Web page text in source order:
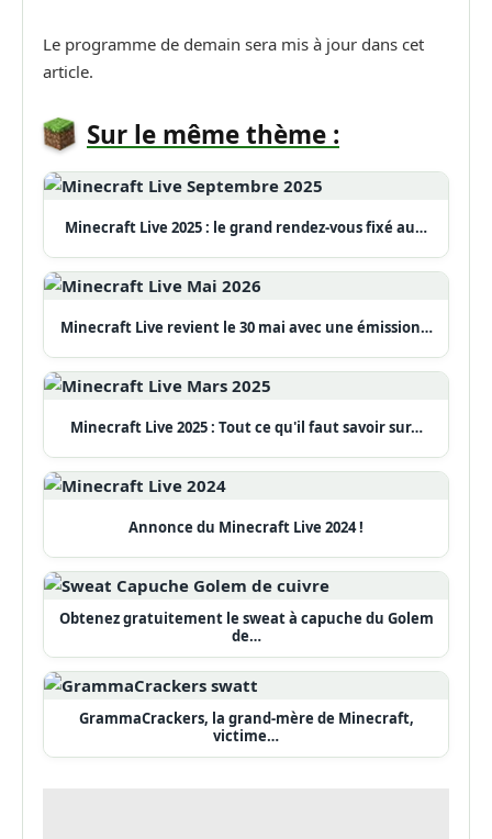
Le programme de demain sera mis à jour dans cet
article.
Sur le même thème :
Minecraft Live 2025 : le grand rendez-vous fixé au…
Minecraft Live revient le 30 mai avec une émission…
Minecraft Live 2025 : Tout ce qu'il faut savoir sur…
Annonce du Minecraft Live 2024 !
Obtenez gratuitement le sweat à capuche du Golem
de…
GrammaCrackers, la grand-mère de Minecraft,
victime…